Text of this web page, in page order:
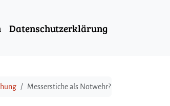
Datenschutzerklärung
Messerstiche als Notwehr?